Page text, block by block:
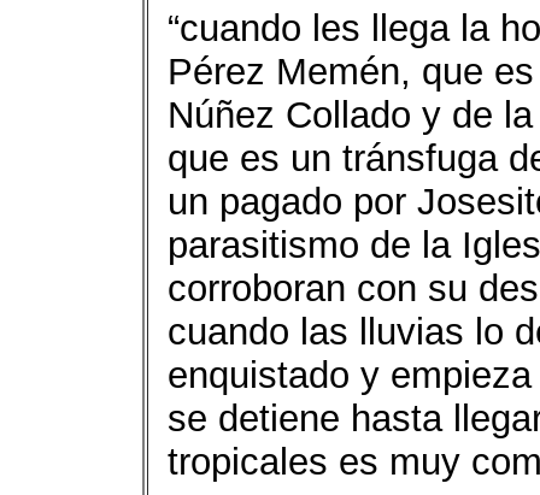
“cuando les llega la
Pérez Memén, que
Núñez Collado y de
que es un tránsfuga
un pagado por
parasitismo de la
corroboran con su
cuando las lluvias lo
enquistado y
se detiene hasta
tropicales es muy